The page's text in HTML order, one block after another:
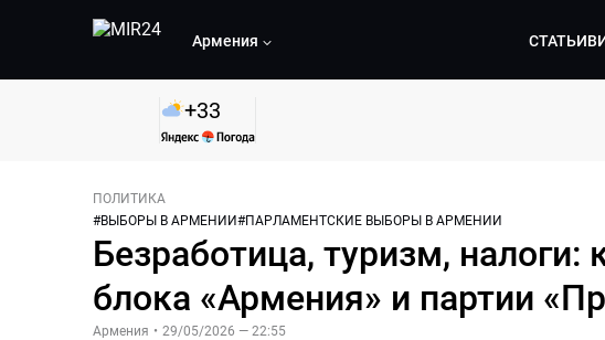
Армения СТАТЬИ
+33
ПОЛИТИКА
#ВЫБОРЫ В АРМЕНИИ#ПАРЛАМЕНТСКИЕ ВЫБОРЫ В АРМЕНИИ
Безработица, туризм, налоги:
блока «Армения» и партии
Армения • 29/05/2026 — 22:55